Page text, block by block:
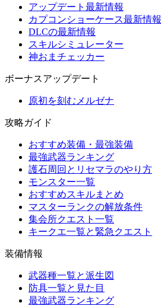
アップデート最新情報
カプコンショーケース最新情報
DLCの最新情報
スキルシミュレーター
神おまチェッカー
ボーナスアップデート
原初を刻むメルゼナ
攻略ガイド
おすすめ装備・最強装備
最強武器ランキング
護石周回とリセマラのやり方
モンスター一覧
おすすめスキルまとめ
マスターランクの解放条件
集会所クエスト一覧
キークエ一覧と緊急クエスト
装備情報
武器種一覧と派生図
防具一覧と見た目
最強武器ランキング